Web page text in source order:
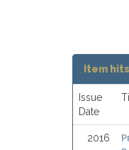
Item
Issue
Date
2016